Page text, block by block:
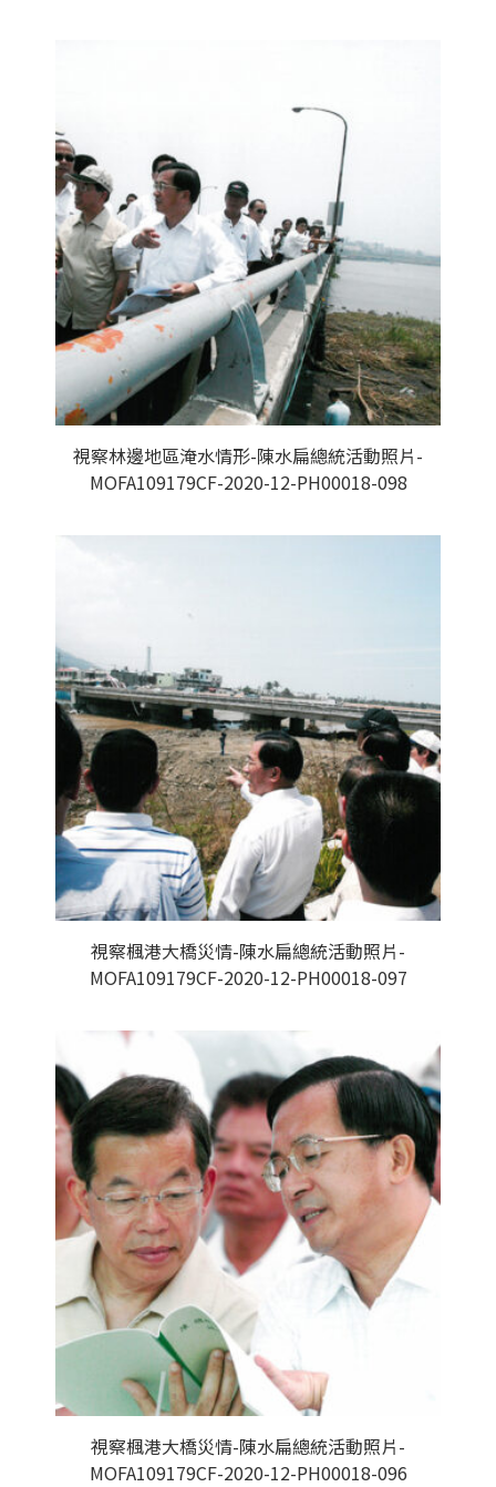
視察林邊地區淹水情形-陳水扁總統活動照片-
MOFA109179CF-2020-12-PH00018-098
視察楓港大橋災情-陳水扁總統活動照片-
MOFA109179CF-2020-12-PH00018-097
視察楓港大橋災情-陳水扁總統活動照片-
MOFA109179CF-2020-12-PH00018-096